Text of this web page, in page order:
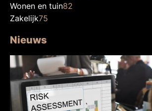
Wonen en tuin82
Zakelijk75
Nieuws